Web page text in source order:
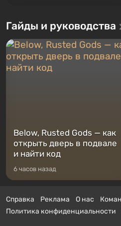
Гайды и руководства
Below, Rusted Gods — как
открыть дверь в подвале
и найти код
6 часов назад
Справка Реклама О нас
Политика конфиденциальности